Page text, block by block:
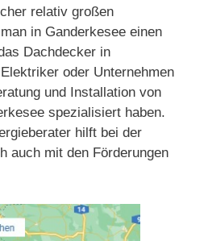
relativ großen
in Ganderkesee einen
Dachdecker in
oder Unternehmen
und Installation von
spezialisiert haben.
hilft bei der
auch mit den Förderungen